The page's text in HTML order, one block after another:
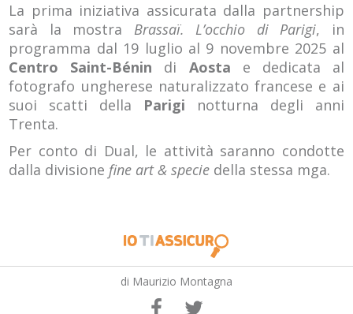
La prima iniziativa assicurata dalla partnership
sarà la mostra Brassaï. L’occhio di Parigi, in
programma dal 19 luglio al 9 novembre 2025 al
Centro Saint-Bénin di Aosta e dedicata al
fotografo ungherese naturalizzato francese e ai
suoi scatti della Parigi notturna degli anni
Trenta.
Per conto di Dual, le attività saranno condotte
dalla divisione fine art & specie della stessa mga.
di Maurizio Montagna